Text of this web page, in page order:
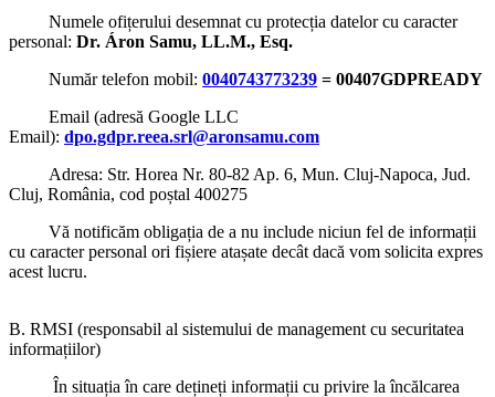
Numele ofițerului desemnat cu protecția datelor cu caracter
personal: Dr. Áron Samu, LL.M., Esq.
Număr telefon mobil: 0040743773239 = 00407GDPREADY
Email (adresă Google LLC
Email): dpo.gdpr.reea.srl@aronsamu.com
Adresa: Str. Horea Nr. 80-82 Ap. 6, Mun. Cluj-Napoca, Jud.
Cluj, România, cod poștal 400275
Vă notificăm obligația de a nu include niciun fel de informații
cu caracter personal ori fișiere atașate decât dacă vom solicita expres
acest lucru.
B. RMSI (responsabil al sistemului de management cu securitatea
informațiilor)
În situația în care dețineți informații cu privire la încălcarea